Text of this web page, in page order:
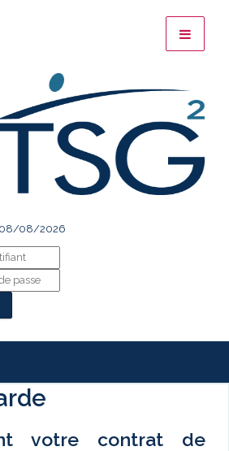
08/08/2026
votre contrat de